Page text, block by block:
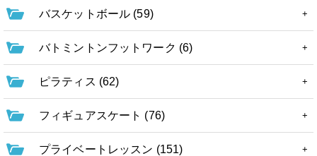
バスケットボール (59)
バトミントンフットワーク (6)
ピラティス (62)
フィギュアスケート (76)
プライベートレッスン (151)